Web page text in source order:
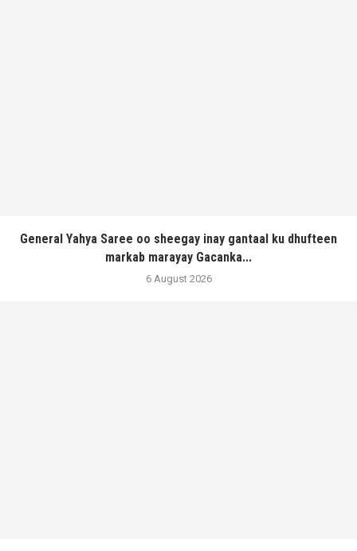
General Yahya Saree oo sheegay inay gantaal ku dhufteen
markab marayay Gacanka...
6 August 2026